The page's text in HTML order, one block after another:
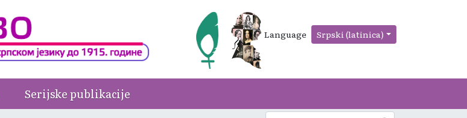
Language Srpski (latinica)
Serijske publikacije